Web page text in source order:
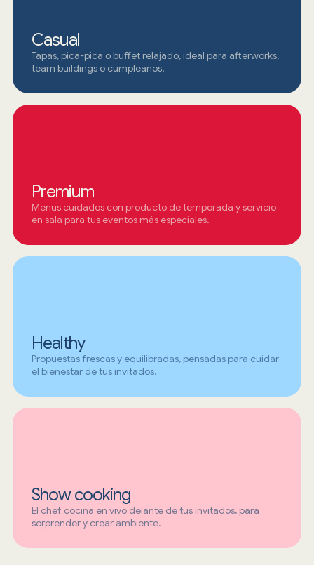
Casual
Tapas, pica-pica o buffet relajado, ideal para afterworks,
team buildings o cumpleaños.
Premium
Menús cuidados con producto de temporada y servicio
en sala para tus eventos más especiales.
Healthy
Propuestas frescas y equilibradas, pensadas para cuidar
el bienestar de tus invitados.
Show cooking
El chef cocina en vivo delante de tus invitados, para
sorprender y crear ambiente.